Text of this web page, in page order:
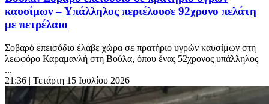
καυσίμων – Υπάλληλος περιέλουσε 92χρονο πελάτη
με πετρέλαιο
Σοβαρό επεισόδιο έλαβε χώρα σε πρατήριο υγρών καυσίμων στη
λεωφόρο Καραμανλή στη Βούλα, όπου ένας 52χρονος υπάλληλος
...
21:36 | Τετάρτη 15 Ιουλίου 2026